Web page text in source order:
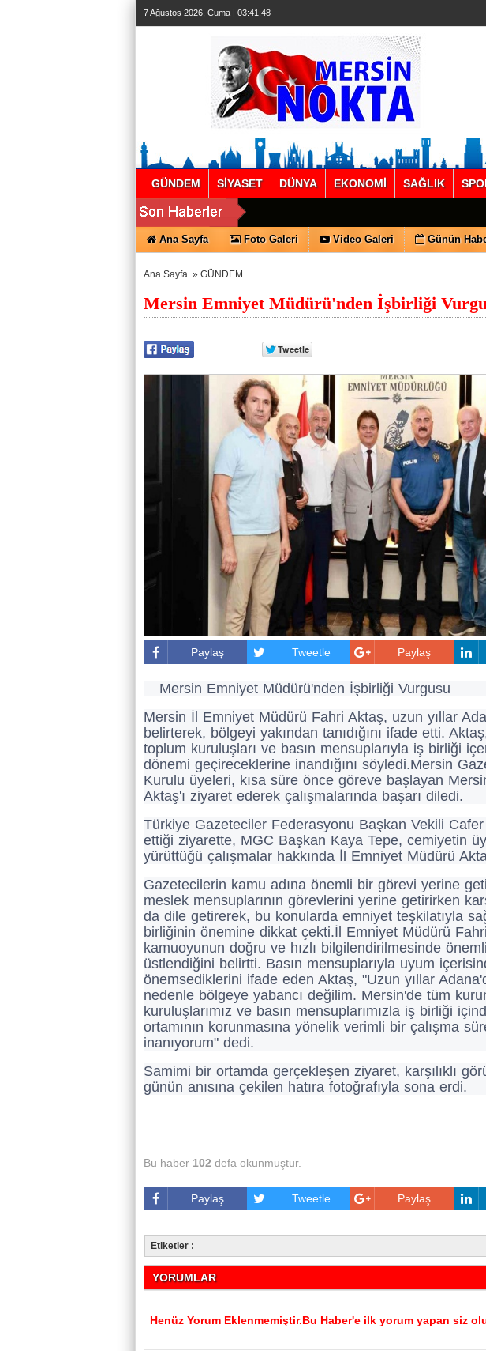
7 Ağustos 2026, Cuma | 03:41:49
GÜNDEM SİYASET DÜNYA EKONOMİ SAĞLIK
Ana Sayfa Foto Galeri Video Galeri Günün
Ana Sayfa » GÜNDEM
Mersin Emniyet Müdürü'nden İşbirliği
Paylaş Tweetle Paylaş
Mersin Emniyet Müdürü'nden İşbirliği Vurgusu
Mersin İl Emniyet Müdürü Fahri Aktaş, uzun yıllar
belirterek, bölgeyi yakından tanıdığını ifade etti.
toplum kuruluşları ve basın mensuplarıyla iş birliği
dönemi geçireceklerine inandığını söyledi.Mersin
Kurulu üyeleri, kısa süre önce göreve başlayan
Aktaş'ı ziyaret ederek çalışmalarında başarı diledi.
Türkiye Gazeteciler Federasyonu Başkan Vekili
ettiği ziyarette, MGC Başkan Kaya Tepe, cemiyetin
yürüttüğü çalışmalar hakkında İl Emniyet Müdürü
Gazetecilerin kamu adına önemli bir görevi yerine
meslek mensuplarının görevlerini yerine getirirken
da dile getirerek, bu konularda emniyet teşkilatıyla
birliğinin önemine dikkat çekti.İl Emniyet Müdürü
kamuoyunun doğru ve hızlı bilgilendirilmesinde
üstlendiğini belirtti. Basın mensuplarıyla uyum
önemsediklerini ifade eden Aktaş, "Uzun yıllar
nedenle bölgeye yabancı değilim. Mersin'de tüm
kuruluşlarımız ve basın mensuplarımızla iş birliği
ortamının korunmasına yönelik verimli bir çalışma
inanıyorum" dedi.
Samimi bir ortamda gerçekleşen ziyaret, karşılıklı
günün anısına çekilen hatıra fotoğrafıyla sona erdi.
Bu haber 102 defa okunmuştur.
Paylaş Tweetle Paylaş
Etiketler :
YORUMLAR
Henüz Yorum Eklenmemiştir.Bu Haber'e ilk yorum yapan siz